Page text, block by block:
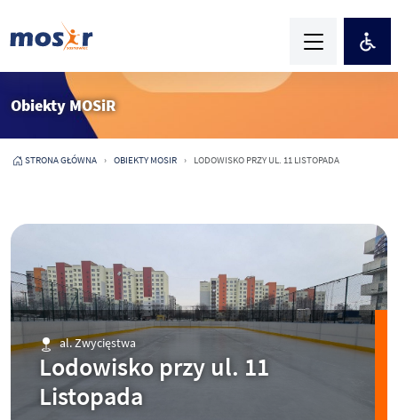
Obiekty MOSiR
STRONA GŁÓWNA OBIEKTY MOSIR LODOWISKO PRZY UL. 11 LISTOPADA
al. Zwycięstwa
Lodowisko przy ul. 11
Listopada